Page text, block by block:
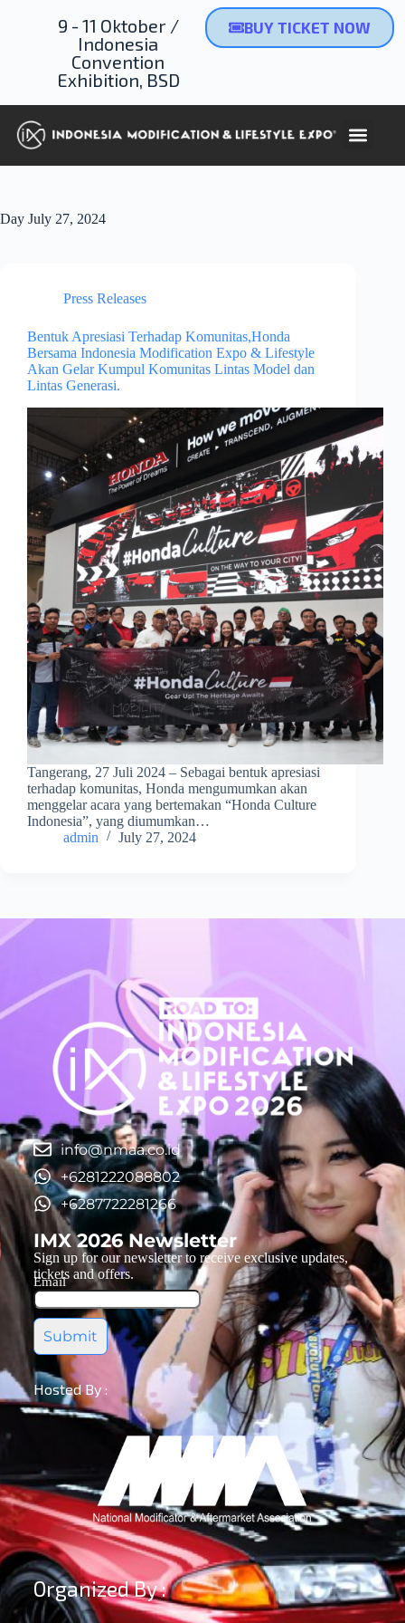
9 - 11 Oktober /
Indonesia
Convention
Exhibition, BSD
BUY TICKET NOW
Day July 27, 2024
Press Releases
Bentuk Apresiasi Terhadap Komunitas,Honda
Bersama Indonesia Modification Expo & Lifestyle
Akan Gelar Kumpul Komunitas Lintas Model dan
Lintas Generasi.
Tangerang, 27 Juli 2024 – Sebagai bentuk apresiasi
terhadap komunitas, Honda mengumumkan akan
menggelar acara yang bertemakan “Honda Culture
Indonesia”, yang diumumkan…
admin
July 27, 2024
info@nmaa.co.id
+6281222088802
+6287722281266
IMX 2026 Newsletter
Sign up for our newsletter to receive exclusive updates,
tickets and offers.
Email
Submit
Hosted By :
Organized By :